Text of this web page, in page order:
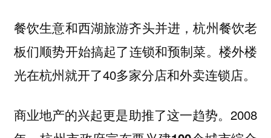
餐饮生意和西湖旅游齐头并进，杭州餐饮老
板们顺势开始搞起了连锁和预制菜。楼外楼
光在杭州就开了40多家分店和外卖连锁店。
商业地产的兴起更是助推了这一趋势。2008